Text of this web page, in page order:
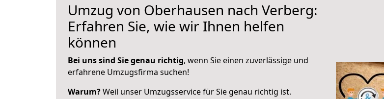
Umzug von Oberhausen nach Verberg:
Erfahren Sie, wie wir Ihnen helfen
können
Bei uns sind Sie genau richtig, wenn Sie einen zuverlässige und
erfahrene Umzugsfirma suchen!
Warum?Weil unser Umzugsservice für Sie genau richtig ist.